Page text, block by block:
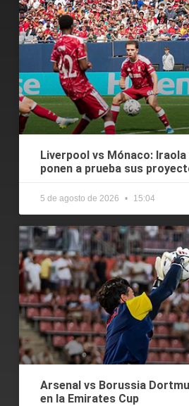
Liverpool vs Mónaco: Iraola
ponen a prueba sus
5 de agosto de 2026 15:04
Arsenal vs Borussia
en la Emirates Cup